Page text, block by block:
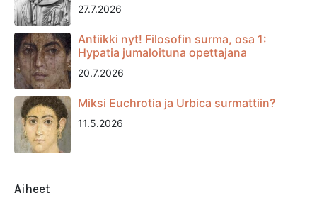
27.7.2026
Antiikki nyt! Filosofin surma, osa 1:
Hypatia jumaloituna opettajana
20.7.2026
Miksi Euchrotia ja Urbica surmattiin?
11.5.2026
Aiheet